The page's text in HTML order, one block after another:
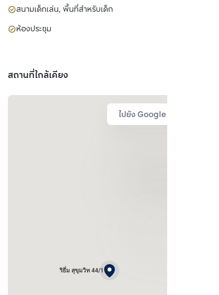
สนามเด็กเล่น, พื้นที่สำหรับเด็ก
ห้องประชุม
สถานที่ใกล้เคียง
ไปยัง Google Map
ริธึ่ม สุขุมวิท 44/1